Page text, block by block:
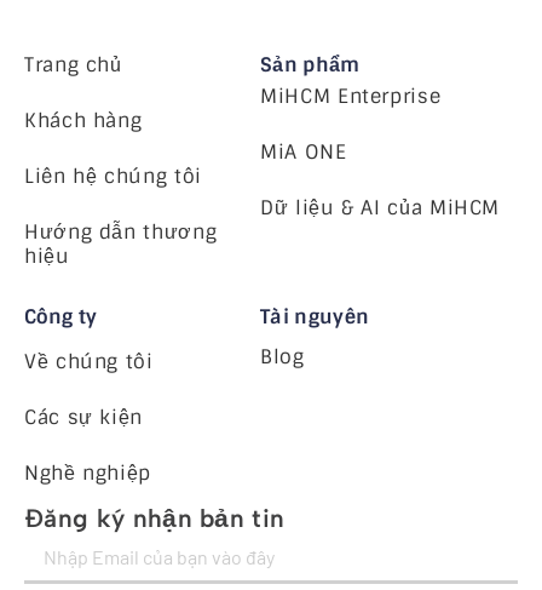
Trang chủ
Khách hàng
Liên hệ chúng tôi
Hướng dẫn thương
hiệu
Sản phẩm
MiHCM Enterprise
MiA ONE
Dữ liệu & AI của MiHCM
Công ty
Về chúng tôi
Các sự kiện
Nghề nghiệp
Tài nguyên
Blog
Đăng ký nhận bản tin